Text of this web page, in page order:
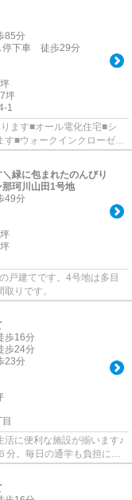
85分
停下車 徒歩29分
坪
1
ます■オール電化住宅■シ
す■ウォークインクローゼッ
緑に包まれたのんびり
珂川山田1号地
49分
戸建てです。4号地は多目
りです。
歩16分
歩24分
23分
に便利な施設が揃います♪
分。毎日の通学も負担にな